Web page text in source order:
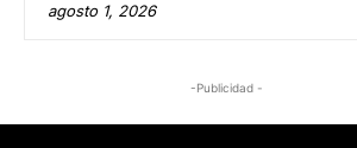
agosto 1, 2026
-Publicidad -